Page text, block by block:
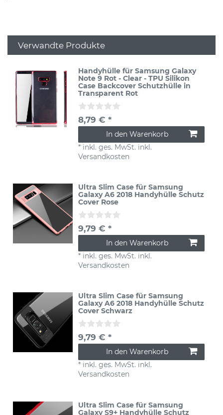
Verwandte Produkte
Handyhülle für Samsung Galaxy
Note 9 Rot - Clear - TPU Silikon
Case Backcover Schutzhülle in
Transparent Rot
8,79 € *
In den Warenkorb
* inkl. ges. MwSt. inkl.
Versandkosten
Ultra Slim Case für Samsung
Galaxy A6 2018 Handyhülle Schutz
Cover Rose
9,79 € *
In den Warenkorb
* inkl. ges. MwSt. inkl.
Versandkosten
Ultra Slim Case für Samsung
Galaxy A6 2018 Handyhülle Schutz
Cover Schwarz
9,79 € *
In den Warenkorb
* inkl. ges. MwSt. inkl.
Versandkosten
Ultra Slim Case für Samsung
Galaxy S9+ Handyhülle Schutz